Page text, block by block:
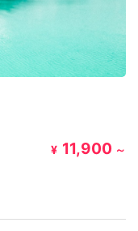
¥ 11,900 ～